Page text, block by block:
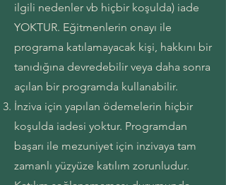
ilgili nedenler vb hiçbir koşulda) iade
YOKTUR. Eğitmenlerin onayı ile
programa katılamayacak kişi, hakkını bir
tanıdığına devredebilir veya daha sonra
açılan bir programda kullanabilir.
İnziva için yapılan ödemelerin hiçbir
koşulda iadesi yoktur. Programdan
başarı ile mezuniyet için inzivaya tam
zamanlı yüzyüze katılım zorunludur.